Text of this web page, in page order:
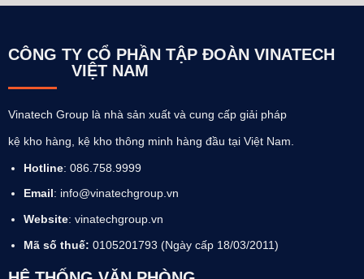
CÔNG TY CỔ PHẦN TẬP ĐOÀN VINATECH
VIỆT NAM
Vinatech Group là nhà sản xuất và cung cấp giải pháp
kệ kho hàng, kệ kho thông minh hàng đầu tại Việt Nam.
Hotline: 086.758.9999
Email: info@vinatechgroup.vn
Website: vinatechgroup.vn
Mã số thuế: 0105201793 (Ngày cấp 18/03/2011)